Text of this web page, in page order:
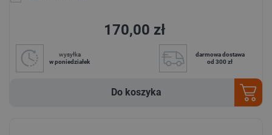
170,00 zł
wysyłka
w poniedziałek
darmowa dostawa
od 300 zł
Do koszyka